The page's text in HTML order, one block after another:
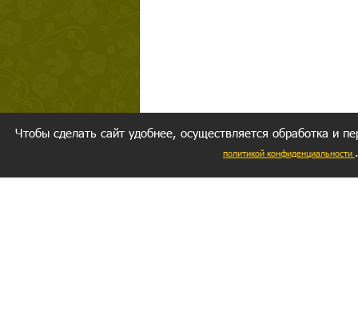
Чтобы сделать сайт удобнее, осуществляется обработка и
политикой конфиденциальности